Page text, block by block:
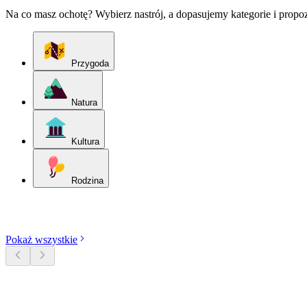
Na co masz ochotę? Wybierz nastrój, a dopasujemy kategorie i
Przygoda
Natura
Kultura
Rodzina
Pokaż wszystkie